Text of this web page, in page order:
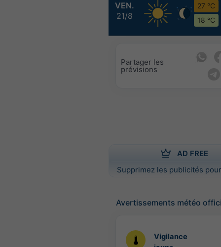
VEN.
21/8
27 °C
18 °C
Partager les
prévisions
AD FREE
Supprimez les publicités
Avertissements météo
Vigilance